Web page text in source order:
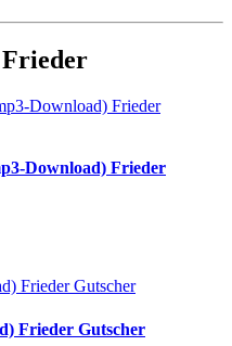
Download) Frieder
Frieder Gutscher